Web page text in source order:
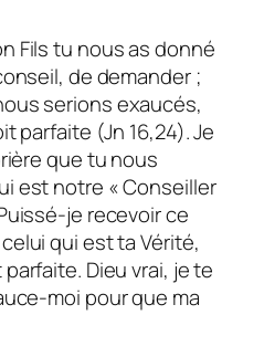
Fils tu nous as donné
de demander ;
serions exaucés,
parfaite (Jn 16,24). Je
que tu nous
est notre « Conseiller
je recevoir ce
qui est ta Vérité,
Dieu vrai, je te
moi pour que ma